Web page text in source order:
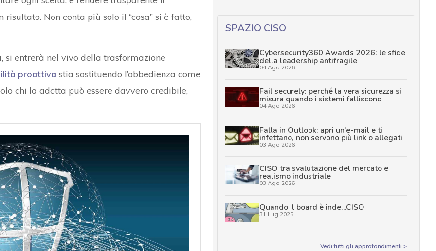
Non conta più solo il “cosa” si è fatto,
si entrerà nel vivo della trasformazione
proattiva stia sostituendo l’obbedienza come
chi la adotta può essere davvero credibile,
SPAZIO CISO
Cybersecurity360 Awards 2026: le sfide
della leadership antifragile
04 Ago 2026
Fail securely: perché la vera sicurezza si
misura quando i sistemi falliscono
04 Ago 2026
Falla in Outlook: apri un’e-mail e ti
infettano, non servono più link o allegati
03 Ago 2026
CISO tra svalutazione del mercato e
realismo industriale
03 Ago 2026
Quando il board è inde…CISO
31 Lug 2026
Vedi tutti gli approfondimenti >